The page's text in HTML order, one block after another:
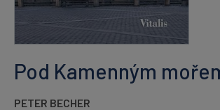
Pod Kamenným
PETER BECHER